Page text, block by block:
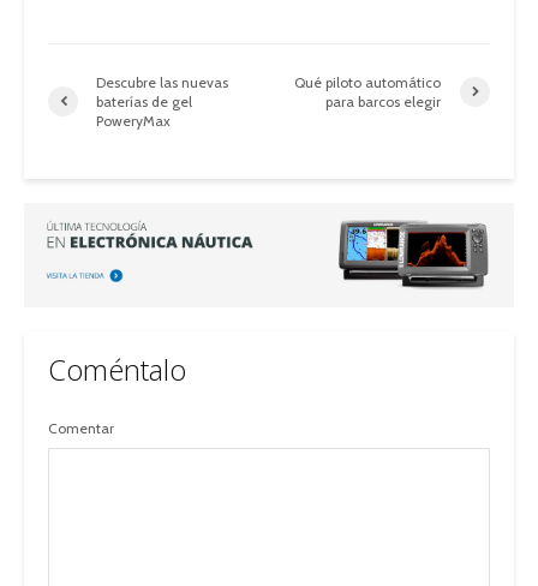
Descubre las nuevas
baterías de gel
PoweryMax
Qué piloto automático
para barcos elegir
Coméntalo
Comentar